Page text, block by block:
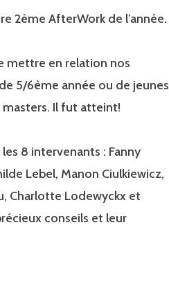
2ème AfterWork de l’année.
mettre en relation nos
5/6ème année ou de jeunes
Il fut atteint!
8 intervenants : Fanny
Lebel, Manon Ciulkiewicz,
Charlotte Lodewyckx et
conseils et leur